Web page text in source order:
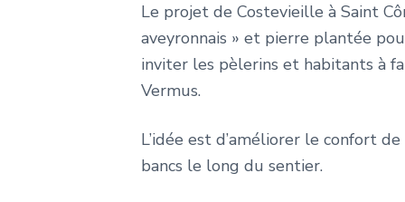
Le projet de Costevieille à Saint
aveyronnais » et pierre plantée
inviter les pèlerins et habitants à
Vermus.
L’idée est d’améliorer le confort
bancs le long du sentier.